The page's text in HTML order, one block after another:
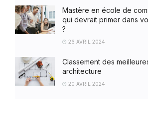
Mastère en école de
qui devrait primer dans
?
26 AVRIL 2024
Classement des
architecture
20 AVRIL 2024